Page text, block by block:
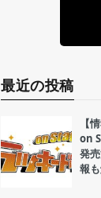
最近の投稿
【
on
発
報